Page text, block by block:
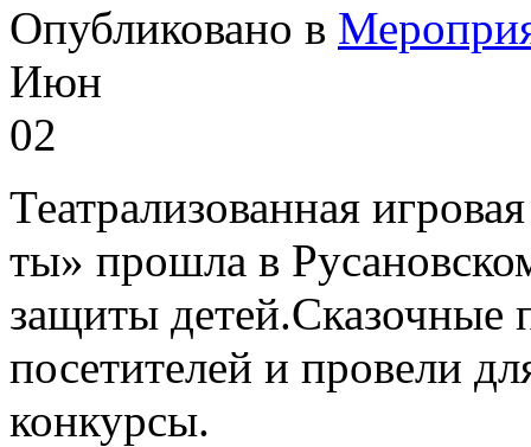
Опубликовано в
Июн
02
Театрализованная
ты» прошла в
защиты детей.Сказочные
посетителей и провели
конкурсы.